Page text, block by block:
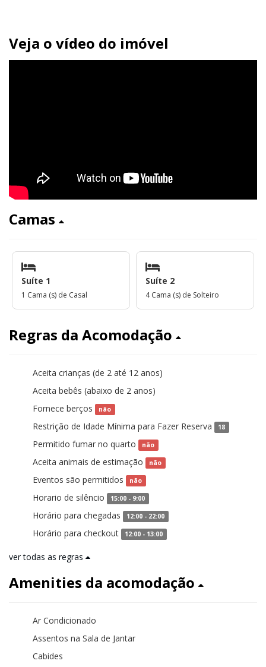
Veja o vídeo do imóvel
Camas
Suíte 1
1 Cama (s) de Casal
Suíte 2
4 Cama (s) de Solteiro
Regras da Acomodação
Aceita crianças (de 2 até 12 anos)
Aceita bebês (abaixo de 2 anos)
Fornece berços não
Restrição de Idade Mínima para Fazer Reserva 18
Permitido fumar no quarto não
Aceita animais de estimação não
Eventos são permitidos não
Horario de silêncio 15:00 - 9:00
Horário para chegadas 12:00 - 22:00
Horário para checkout 12:00 - 13:00
ver todas as regras
Amenities da acomodação
Ar Condicionado
Assentos na Sala de Jantar
Cabides